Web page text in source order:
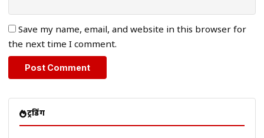
Save my name, email, and website in this browser for
the next time I comment.
ट्रेंडिंग